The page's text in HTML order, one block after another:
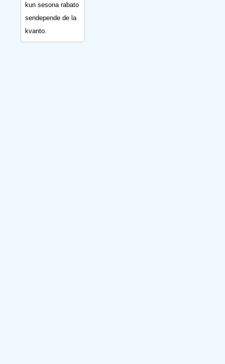
kun sesona rabato
sendepende de la
kvanto.